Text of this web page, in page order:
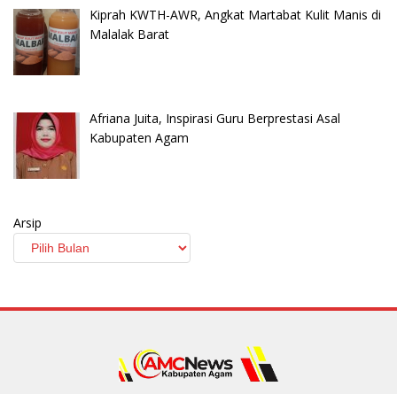
Kiprah KWTH-AWR, Angkat Martabat Kulit Manis di
Malalak Barat
Afriana Juita, Inspirasi Guru Berprestasi Asal
Kabupaten Agam
Arsip